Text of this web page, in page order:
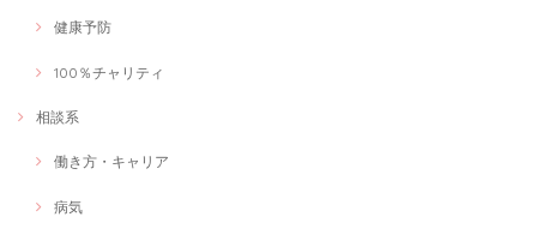
健康予防
100％チャリティ
相談系
働き方・キャリア
病気